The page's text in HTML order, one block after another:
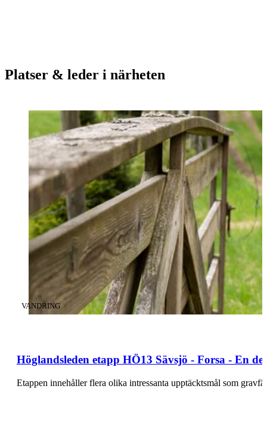
Platser & leder i närheten
Höglandsleden etapp HÖ13 Sävsjö - Forsa - En
KATEGORI:
VANDRING
Etappen innehåller flera olika intressanta upptäcktsmål som